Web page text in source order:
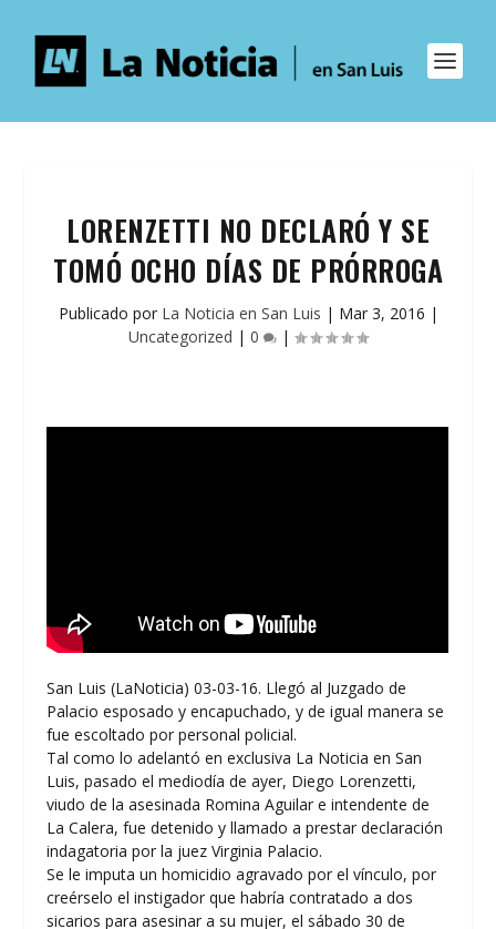
LORENZETTI NO DECLARÓ Y SE
TOMÓ OCHO DÍAS DE PRÓRROGA
Publicado por La Noticia en San Luis | Mar 3, 2016 |
Uncategorized | 0 |
San Luis (LaNoticia) 03-03-16. Llegó al Juzgado de
Palacio esposado y encapuchado, y de igual manera se
fue escoltado por personal policial.
Tal como lo adelantó en exclusiva La Noticia en San
Luis, pasado el mediodía de ayer, Diego Lorenzetti,
viudo de la asesinada Romina Aguilar e intendente de
La Calera, fue detenido y llamado a prestar declaración
indagatoria por la juez Virginia Palacio.
Se le imputa un homicidio agravado por el vínculo, por
creérselo el instigador que habría contratado a dos
sicarios para asesinar a su mujer, el sábado 30 de